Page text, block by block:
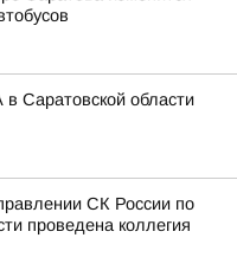
Саратовской области
СК России по
проведена коллегия